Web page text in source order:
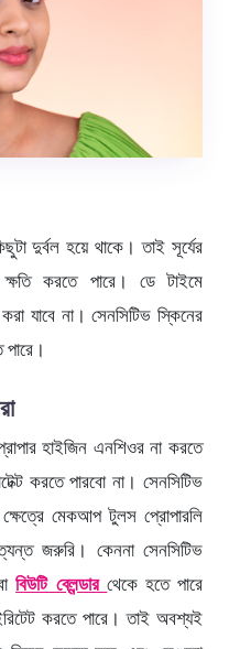
দুর্বল হয়ে থাকে। তাই সূর্যের
করতে পারে। ডে টাইমে
যাবে না। সেনসিটিভ স্কিনের
পারে।
হাইজিন এনশিওর না করতে
করতে পারবো না। সেনসিটিভ
মেকআপ টুলস প্রোপারলি
জরুরি। কেননা সেনসিটিভ
বিউটি ব্লেন্ডার থেকে হতে পারে
করতে পারে। তাই অবশ্যই